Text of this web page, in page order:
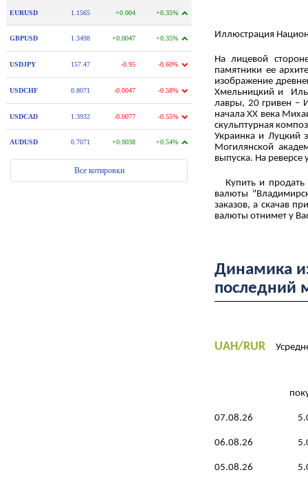
Иллюстрация
На лицевой
памятники ее
изображение
Хмельницкий и
лавры, 20 гривен –
начала XX века
скульптурная
Украинка и Луцкий
Могилянской
выпуска. На реверсе
Купить и продать
валюты
заказов, а скачав
валюты отнимет у
Динамика
последний
UAH/RUR
07.08.26
06.08.26
05.08.26